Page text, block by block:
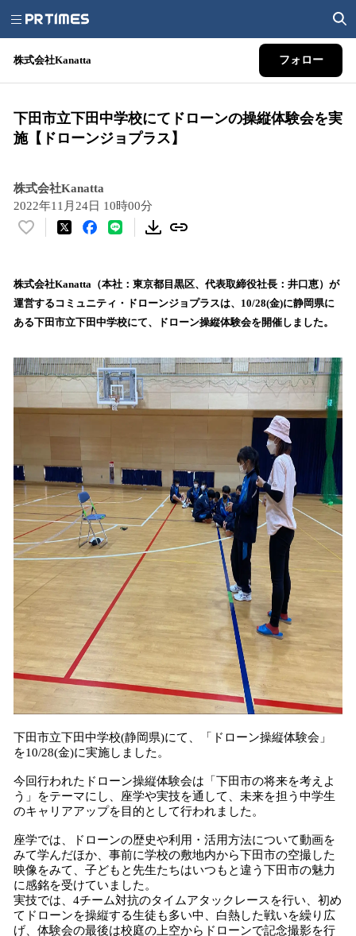
株式会社Kanatta フォロー
下田市立下田中学校にてドローンの操縦体験会を実
施【ドローンジョプラス】
株式会社Kanatta
2022年11月24日 10時00分
い
！
数
を
込
み
で
株式会社Kanatta（本社：東京都目黒区、代表取締役社長：井口恵）が
運営するコミュニティ・ドローンジョプラスは、10/28(金)に静岡県に
ある下田市立下田中学校にて、ドローン操縦体験会を開催しました。
下田市立下田中学校(静岡県)にて、「ドローン操縦体験会」
を10/28(金)に実施しました。
今回行われたドローン操縦体験会は「下田市の将来を考えよ
う」をテーマにし、座学や実技を通して、未来を担う中学生
のキャリアアップを目的として行われました。
座学では、ドローンの歴史や利用・活用方法について動画を
みて学んだほか、事前に学校の敷地内から下田市の空撮した
映像をみて、子どもと先生たちはいつもと違う下田市の魅力
に感銘を受けていました。
実技では、4チーム対抗のタイムアタックレースを行い、初め
てドローンを操縦する生徒も多い中、白熱した戦いを繰り広
げ、体験会の最後は校庭の上空からドローンで記念撮影を行